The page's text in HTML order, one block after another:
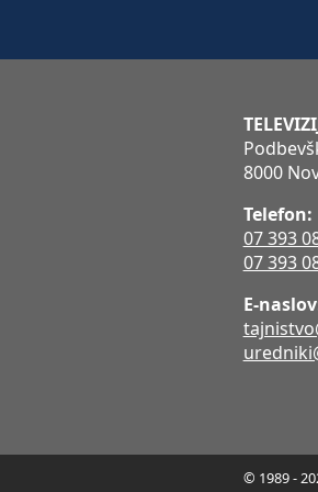
8000
Telefon:
07 393
07 393
E-
© 1989 -